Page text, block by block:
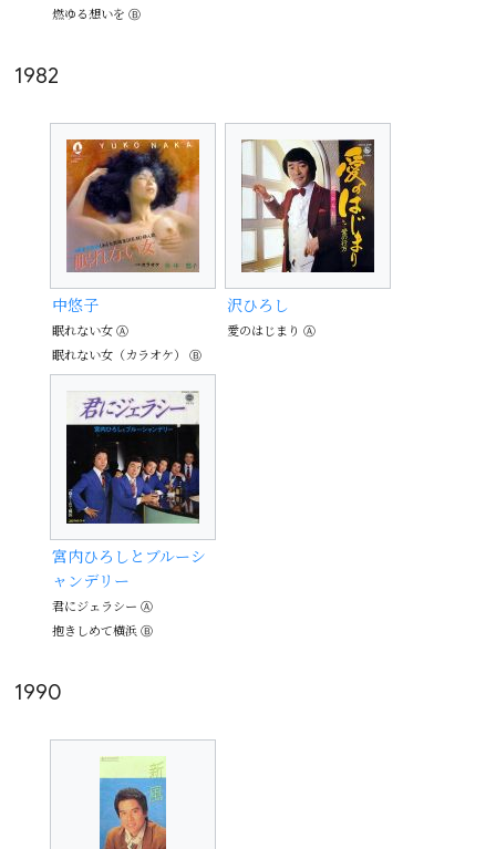
燃ゆる想いを Ⓑ
1982
中悠子
眠れない女 Ⓐ
眠れない女（カラオケ） Ⓑ
沢ひろし
愛のはじまり Ⓐ
宮内ひろしとブルーシ
ャンデリー
君にジェラシー Ⓐ
抱きしめて横浜 Ⓑ
1990